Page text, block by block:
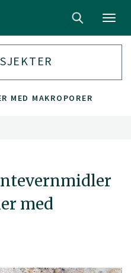
MED MAKROPORER
med